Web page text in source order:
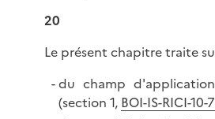
20
Le présent chapitre traite
du champ
(section 1, BOI-IS-RICI-10-